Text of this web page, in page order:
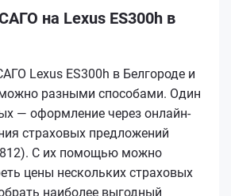
на Lexus ES300h в
Lexus ES300h в Белгороде и
разными способами. Один
— оформление через онлайн-
страховых предложений
С их помощью можно
цены нескольких страховых
наиболее выгодный